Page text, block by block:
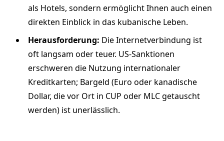
als Hotels, sondern ermöglicht Ihnen auch einen
direkten Einblick in das kubanische Leben.
Herausforderung: Die Internetverbindung ist
oft langsam oder teuer. US-Sanktionen
erschweren die Nutzung internationaler
Kreditkarten; Bargeld (Euro oder kanadische
Dollar, die vor Ort in CUP oder MLC getauscht
werden) ist unerlässlich.